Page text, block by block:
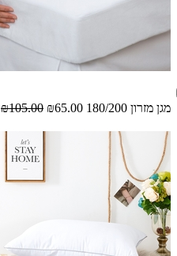
מגן מזרון 180/200 ₪65.00
₪105.00